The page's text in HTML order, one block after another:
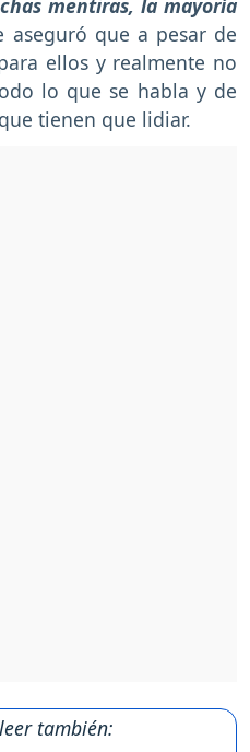
que a pesar de
ellos y realmente no
lo que se habla y de
tienen que lidiar.
también: